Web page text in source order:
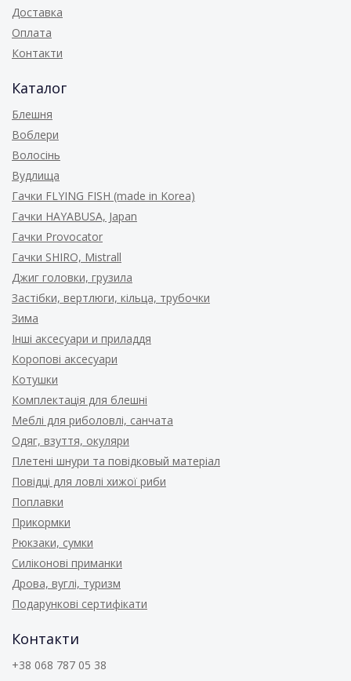
Доставка
Оплата
Контакти
Каталог
Блешня
Воблери
Волосінь
Вудлища
Гачки FLYING FISH (made in Korea)
Гачки HAYABUSA, Japan
Гачки Provocator
Гачки SHIRO, Mistrall
Джиг головки, грузила
Застібки, вертлюги, кільца, трубочки
Зима
Інші аксесуари и приладдя
Коропові аксесуари
Котушки
Комплектація для блешні
Меблі для риболовлі, санчата
Одяг, взуття, окуляри
Плетені шнури та повідковый матеріал
Повідці для ловлі хижої риби
Поплавки
Прикормки
Рюкзаки, сумки
Силіконові приманки
Дрова, вуглі, туризм
Подарункові сертифікати
Контакти
+38 068 787 05 38